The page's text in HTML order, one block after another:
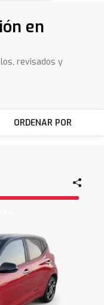
en
revisados y
ORDENAR POR